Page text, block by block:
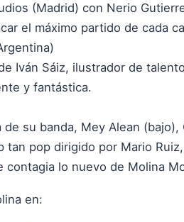
(Madrid) con Nerio
el máximo partido de cada
Iván Sáiz, ilustrador de
y fantástica.
su banda, Mey Alean
pop dirigido por Mario
contagia lo nuevo de Molina
en: